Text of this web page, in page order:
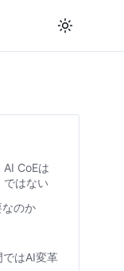
CoEは
ではない
のか
はAI変革